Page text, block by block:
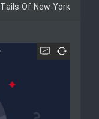
Tails Of New York